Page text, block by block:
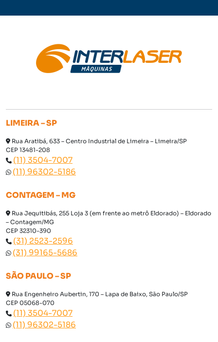
LIMEIRA – SP
Rua Aratibá, 633 – Centro Industrial de Limeira – Limeira/SP
CEP 13481-208
(11) 3504-7007
(11) 96302-5186
CONTAGEM – MG
Rua Jequitibás, 255 Loja 3 (em frente ao metrô Eldorado) – Eldorado
– Contagem/MG
CEP 32310-390
(31) 2523-2596
(31) 99165-5686
SÃO PAULO – SP
Rua Engenheiro Aubertin, 170 – Lapa de Baixo, São Paulo/SP
CEP 05068-070
(11) 3504-7007
(11) 96302-5186